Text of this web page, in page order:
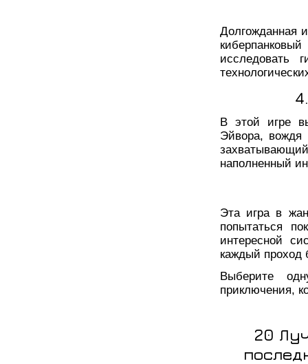
Долгожданная
исследовать
В этой игре
Эйвора, вождя
наполненный
Эта игра в
попытаться
интересной
каждый проход
Выберите
приключения,
20